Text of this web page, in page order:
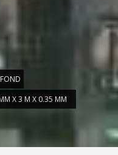
X 3 M X 0.35 MM